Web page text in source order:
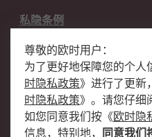
私隐条例
关于欧时
欧时销售条款
企业集团
尊敬的欧时用户：
为了更好地保障您的个人
时隐私政策》 进行了更新
时隐私政策》 。请您仔细
如您同意我们按 《欧时隐
信息，特别地，
同意我们